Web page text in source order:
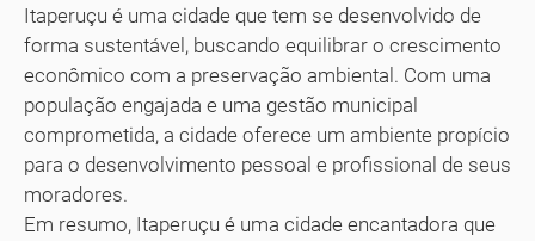
Itaperuçu é uma cidade que tem se desenvolvido de
forma sustentável, buscando equilibrar o crescimento
econômico com a preservação ambiental. Com uma
população engajada e uma gestão municipal
comprometida, a cidade oferece um ambiente propício
para o desenvolvimento pessoal e profissional de seus
moradores.
Em resumo, Itaperuçu é uma cidade encantadora que